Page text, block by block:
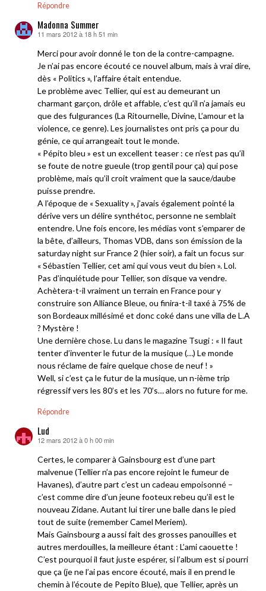
Répondre
Madonna Summer
dit :
11 mars 2012 à 18 h 51 min
Merci pour avoir donné le ton de la contre-campagne.
Je n’ai pas encore écouté ce nouvel album, mais à vrai dire,
dès « Politics », l’affaire était entendue.
Le problème avec Tellier, qui est au demeurant un
charmant garçon, drôle et affable, c’est qu’il n’a jamais eu
que des fulgurances (La Ritournelle, Divine, L’amour et la
violence, ce genre). Les journalistes ont pris ça pour du
génie, ce qui arrangeait tout le monde.
« Pépito bleu » est un excellent teaser : ce n’est pas qu’il
se foute de notre gueule (trop gentil pour ça) qui pose
problème, mais qu’il croit vraiment que la sauce/daube
puisse prendre.
A l’époque de « Sexuality », j’avais également pointé la
dérive vers un délire synthétoc, personne ne semblait
entendre. Une fois encore, les médias vont s’emparer de
la bête, d’ailleurs, Thomas VDB, dans son émission de la
saturday night sur France 2 (hier soir), a fait un focus sur
« Sébastien Tellier, cet ami qui vous veut du bien ». Lol.
Pas d’inquiétude pour Tellier, son disque va vendre.
Achètera-t-il vraiment un terrain en France pour y
construire son Alliance Bleue, ou finira-t-il taxé à 75% de
son Bordeaux millésimé et donc coké dans une villa de L.A
? Mystère !
Une dernière chose. Lu dans le magazine Tsugi : « Il faut
tenter d’inventer le futur de la musique (…) Le monde
nous réclame de faire quelque chose de neuf ! »
Well, si c’est ça le futur de la musique, un n-ième trip
régressif vers les 80’s et les 70’s… alors no future for me.
Répondre
Lud
dit :
12 mars 2012 à 0 h 00 min
Certes, le comparer à Gainsbourg est d’une part
malvenue (Tellier n’a pas encore rejoint le fumeur de
Havanes), d’autre part c’est un cadeau empoisonné –
c’est comme dire d’un jeune footeux rebeu qu’il est le
nouveau Zidane. Autant lui tirer une balle dans le pied
tout de suite (remember Camel Meriem).
Mais Gainsbourg a aussi fait des grosses panouilles et
autres merdouilles, la meilleure étant : L’ami caouette !
C’est pourquoi il faut juste espérer, si l’album est si pourri
que ça (je ne l’ai pas encore écouté, mais il en prend le
chemin à l’écoute de Pepito Blue), que Tellier, après un